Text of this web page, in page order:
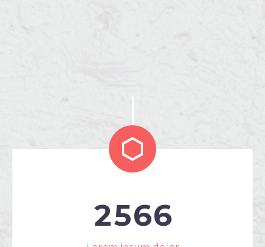


2566